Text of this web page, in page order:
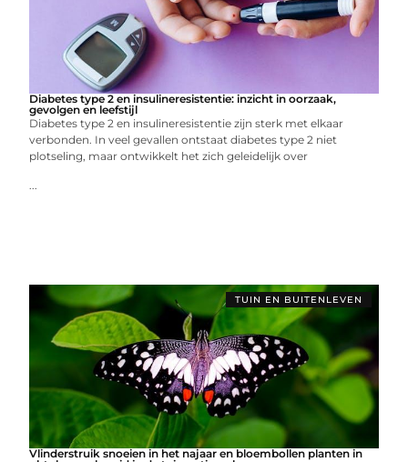
Diabetes type 2 en insulineresistentie: inzicht in oorzaak,
gevolgen en leefstijl
Diabetes type 2 en insulineresistentie zijn sterk met elkaar
verbonden. In veel gevallen ontstaat diabetes type 2 niet
plotseling, maar ontwikkelt het zich geleidelijk over
...
TUIN EN BUITENLEVEN
Vlinderstruik snoeien in het najaar en bloembollen planten in